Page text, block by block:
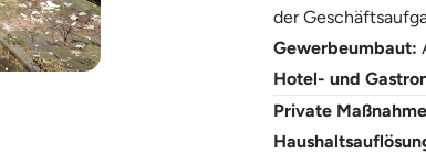
der
Gewerbeumbaut:
Hotel- und
Private